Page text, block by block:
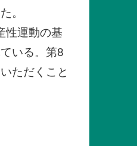
。
性運動の基
いる。第8
ただくこと